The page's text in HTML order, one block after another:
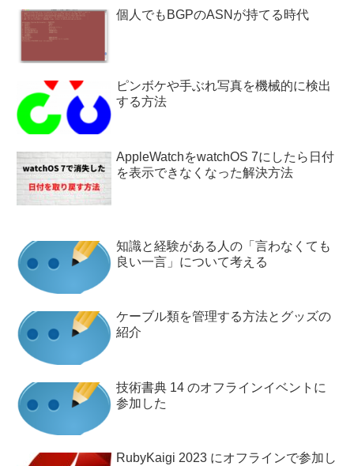
個人でもBGPのASNが持てる時代
ピンボケや手ぶれ写真を機械的に検出
する方法
AppleWatchをwatchOS 7にしたら日付
を表示できなくなった解決方法
知識と経験がある人の「言わなくても
良い一言」について考える
ケーブル類を管理する方法とグッズの
紹介
技術書典 14 のオフラインイベントに
参加した
RubyKaigi 2023 にオフラインで参加し